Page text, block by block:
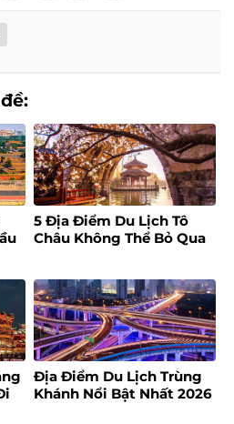
5 Địa Điểm Du Lịch Tô
Châu Không Thể Bỏ Qua
Địa Điểm Du Lịch Trùng
Khánh Nổi Bật Nhất 2026